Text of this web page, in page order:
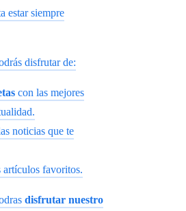
estar siempre
disfrutar de:
con las mejores
noticias que te
artículos favoritos.
disfrutar nuestro